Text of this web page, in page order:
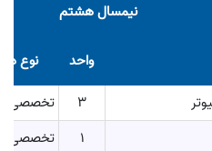
نیمسال هشتم
واحد
نوع
3
تخصصی
1 تخصصی